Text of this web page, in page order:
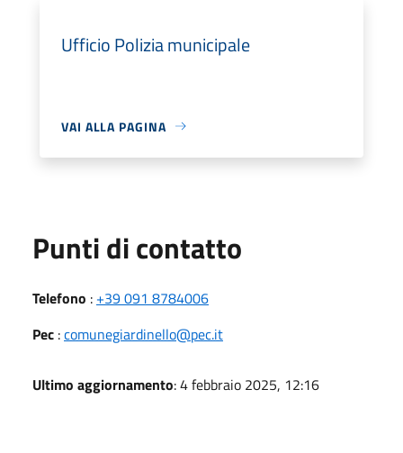
Ufficio Polizia municipale
VAI ALLA PAGINA
Punti di contatto
Telefono : +39 091 8784006
Pec :comunegiardinello@pec.it
Ultimo aggiornamento: 4 febbraio 2025, 12:16